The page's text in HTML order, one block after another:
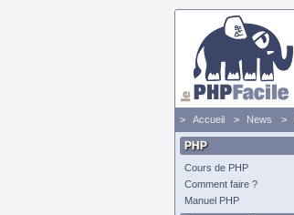
Accueil News
PHP
Cours de PHP
Comment faire ?
Manuel PHP